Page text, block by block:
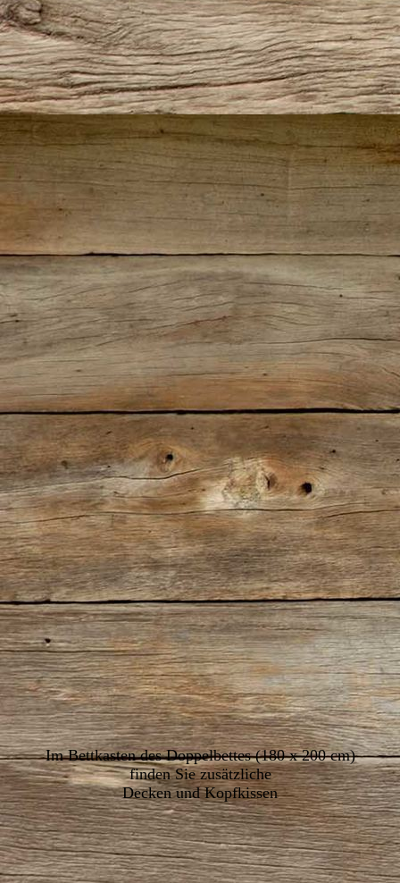
IMG_5789
IMG_5792
Im Bettkasten des Doppelbettes (180 x 200 cm)
finden Sie zusätzliche
Decken und Kopfkissen